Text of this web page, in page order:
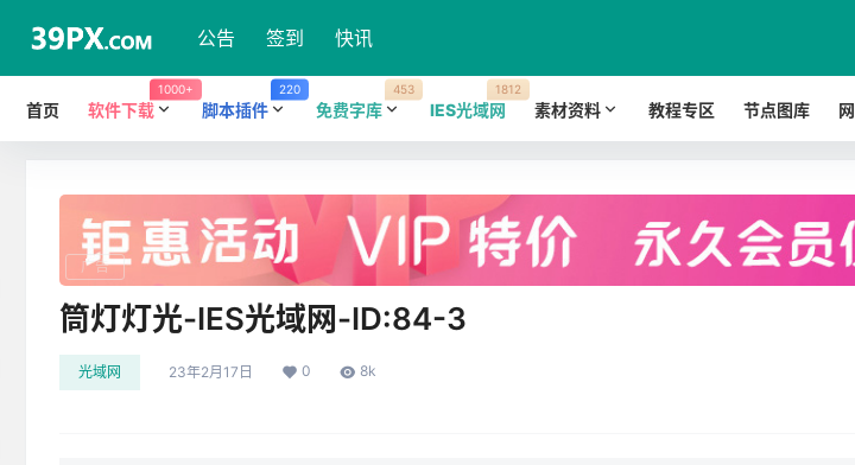
公告 签到 快讯
首页 软件下载
1000+
脚本插件
220
免费字库
453
IES光域网
1812
素材资料 教程专区 节点图库
广告
筒灯灯光-IES光域网-ID:84-3
光域网 23年2月17日 0 8k